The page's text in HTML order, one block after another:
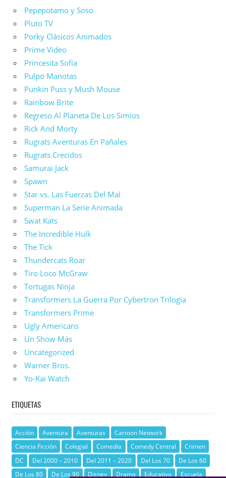
Pepepotamo y Soso
Pluto TV
Porky Clásicos Animados
Prime Video
Princesita Sofía
Pulpo Manotas
Punkin Puss y Mush Mouse
Rainbow Brite
Regreso Al Planeta De Los Simios
Rick And Morty
Rugrats Aventuras En Pañales
Rugrats Crecidos
Samurai Jack
Spawn
Star vs. Las Fuerzas Del Mal
Superman La Serie Animada
Swat Kats
The Incredible Hulk
The Tick
Thundercats Roar
Tiro Loco McGraw
Tortugas Ninja
Transformers La Guerra Por Cybertron Trilogia
Transformers Prime
Ugly Americans
Un Show Más
Uncategorized
Warner Bros.
Yo-Kai Watch
ETIQUETAS
Acción Aventura Aventuras
Cartoon Network
Ciencia Ficción
Colegial Comedia Comedy Central
Crimen
DC
Del 2000 – 2010 Del 2011 – 2020 Del Los 70
De Los 60
De Los 80
De Los 90 Disney Drama Educativo Escuela